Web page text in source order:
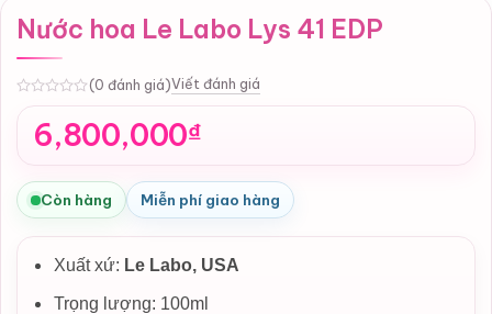
Nước hoa Le Labo Lys 41 EDP
(0 đánh giá)Viết đánh giá
6,800,000₫
Còn hàng Miễn phí giao hàng
Xuất xứ: Le Labo, USA
Trọng lượng: 100ml